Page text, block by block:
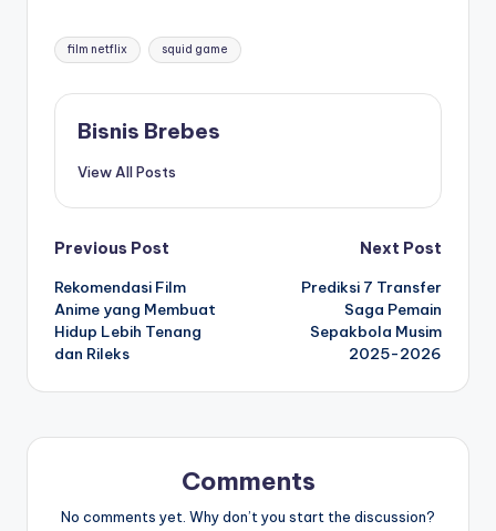
Tags:
film netflix squid game
Bisnis Brebes
View All Posts
Post
navigation
Previous Post
Rekomendasi Film
Anime yang Membuat
Hidup Lebih Tenang
dan Rileks
Next Post
Prediksi 7 Transfer
Saga Pemain
Sepakbola Musim
2025-2026
Comments
No comments yet. Why don’t you start the discussion?